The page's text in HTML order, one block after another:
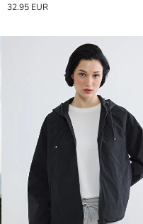
32.95 EUR